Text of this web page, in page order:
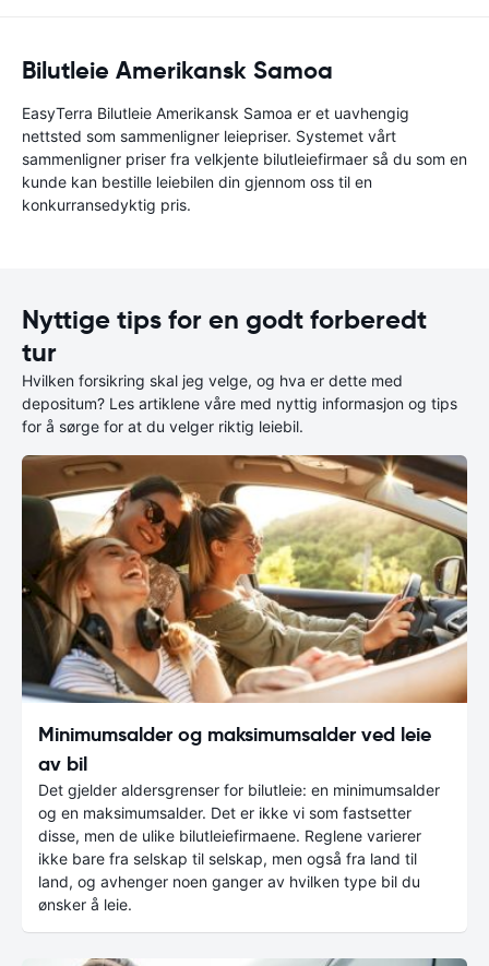
Bilutleie Amerikansk Samoa
EasyTerra Bilutleie Amerikansk Samoa er et uavhengig
nettsted som sammenligner leiepriser. Systemet vårt
sammenligner priser fra velkjente bilutleiefirmaer så du som en
kunde kan bestille leiebilen din gjennom oss til en
konkurransedyktig pris.
Nyttige tips for en godt forberedt
tur
Hvilken forsikring skal jeg velge, og hva er dette med
depositum? Les artiklene våre med nyttig informasjon og tips
for å sørge for at du velger riktig leiebil.
Minimumsalder og maksimumsalder ved leie
av bil
Det gjelder aldersgrenser for bilutleie: en minimumsalder
og en maksimumsalder. Det er ikke vi som fastsetter
disse, men de ulike bilutleiefirmaene. Reglene varierer
ikke bare fra selskap til selskap, men også fra land til
land, og avhenger noen ganger av hvilken type bil du
ønsker å leie.